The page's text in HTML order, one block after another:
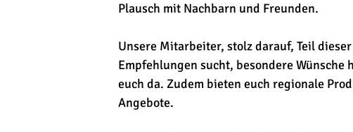
Plausch mit Nachbarn und Freunden.
Unsere Mitarbeiter, stolz darauf, Teil
Empfehlungen sucht, besondere
euch da. Zudem bieten euch regionale
Angebote.